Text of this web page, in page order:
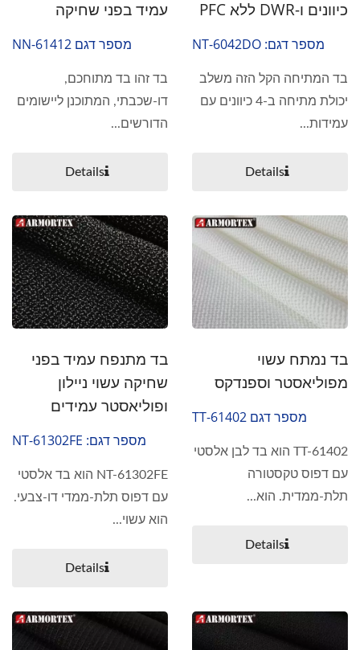
כיוונים ו-DWR ללא PFC
מספר דגם: NT-6042DO
בד המתיחה הקל הזה משלב
יכולת מתיחה ב-4 כיוונים עם
עמידות...
Details
עמיד בפני שחיקה
מספר דגם NN-61412
בד זהו בד מתוחכם,
דו-שכבתי, המתוכנן ליישומים
הדורשים...
Details
בד נמתח עשוי
מפוליאסטר וספנדקס
מספר דגם TT-61402
TT-61402 הוא בד לבן אלסטי
עם דפוס טקסטורה
תלת-ממדית. הוא...
Details
בד מתנפח עמיד בפני
שחיקה עשוי ניילון
ופוליאסטר עמידים
מספר דגם: NT-61302FE
NT-61302FE הוא בד אלסטי
עם דפוס תלת-ממדי דו-צבעי.
הוא עשוי...
Details